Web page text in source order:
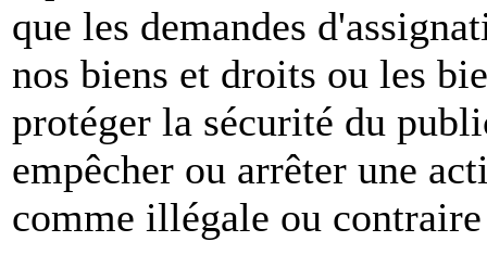
que les demandes
nos biens et droits ou les
protéger la sécurité du
empêcher ou arrêter une
comme illégale ou